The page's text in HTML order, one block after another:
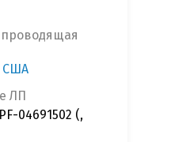
США
ЛП
04691502 (,